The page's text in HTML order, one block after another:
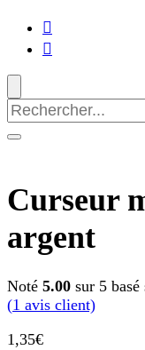
Recherche
pour
:
Curseur
argent
Noté 5.00 sur 5 basé
(1 avis client)
1,35€